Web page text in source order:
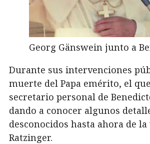
Georg Gänswein junto a
Durante sus intervenciones
muerte del Papa emérito, el
secretario personal de
dando a conocer algunos
desconocidos hasta ahora de la
Ratzinger.